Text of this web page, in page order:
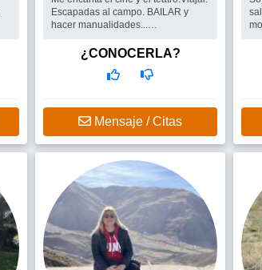
Escapadas al campo. BAILAR y
hacer manualidades...
¿CONOCERLA?
Mensaje / Citas